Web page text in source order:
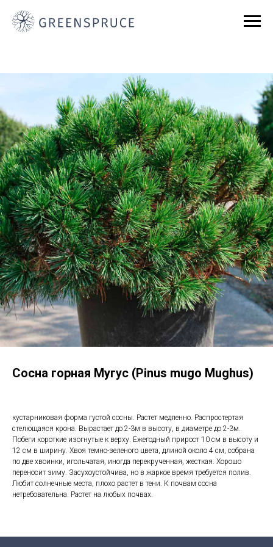
Сосна горная Мугус (Pinus mugo Mughus)
кустарниковая форма густой сосны. Растет медленно. Распростертая
стелющаяся крона. Вырастает до 2-3м в высоту, в диаметре до 2-3м.
Побеги короткие изогнутые к верху. Ежегодный прирост 10 см в высоту и
12 см в ширину. Хвоя темно-зеленого цвета, длиной около 4 см, собрана
по две хвоинки, игольчатая, иногда перекрученная, жесткая. Хорошо
переносит зиму. Засухоустойчива, но в жаркое время требуется полив.
Любит солнечные места, плохо растет в тени. К почвам сосна
нетребовательна. Растет на любых почвах.